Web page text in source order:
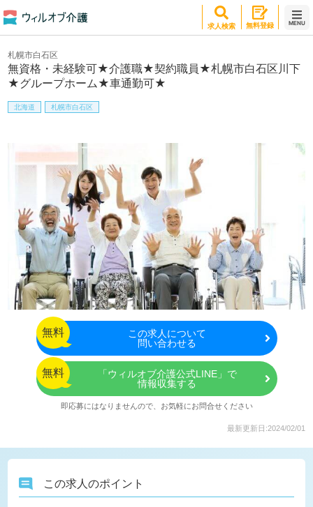
求人検索 無料登録 MENU
無資格・未経験可★介護職★契約職員★札幌市白石区川下
★グループホーム★車通勤可★
札幌市白石区
北海道 札幌市白石区
無料 この求人について
問い合わせる
無料
「ウィルオブ介護公式LINE」で
情報収集する
即応募にはなりませんので、お気軽にお問合せください
最新更新日:2024/02/01
この求人のポイント